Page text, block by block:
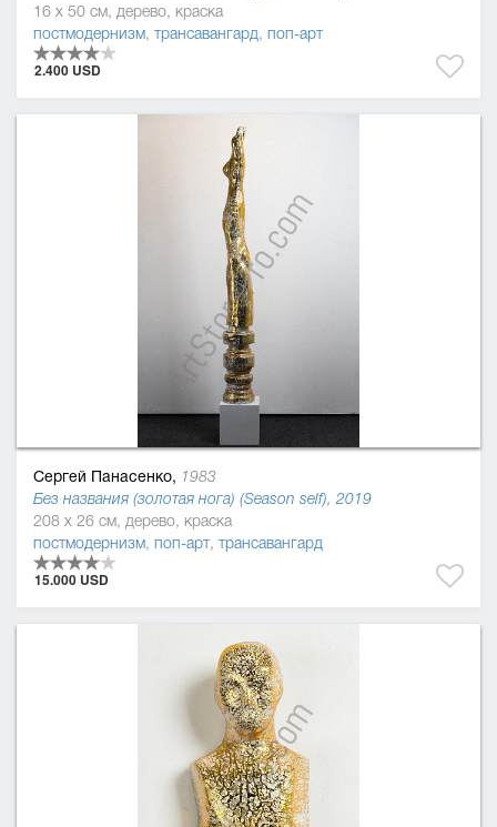
16 x 50 см, дерево, краска
постмодернизм, трансавангард, поп-арт
2.400 USD
Сергей Панасенко, 1983
Без названия (золотая нога) (Season self), 2019
208 x 26 см, дерево, краска
постмодернизм, поп-арт, трансавангард
15.000 USD